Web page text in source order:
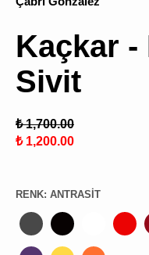
Kaçkar -
Sivit
₺ 1,700.00
₺ 1,200.00
RENK: ANTRASIT